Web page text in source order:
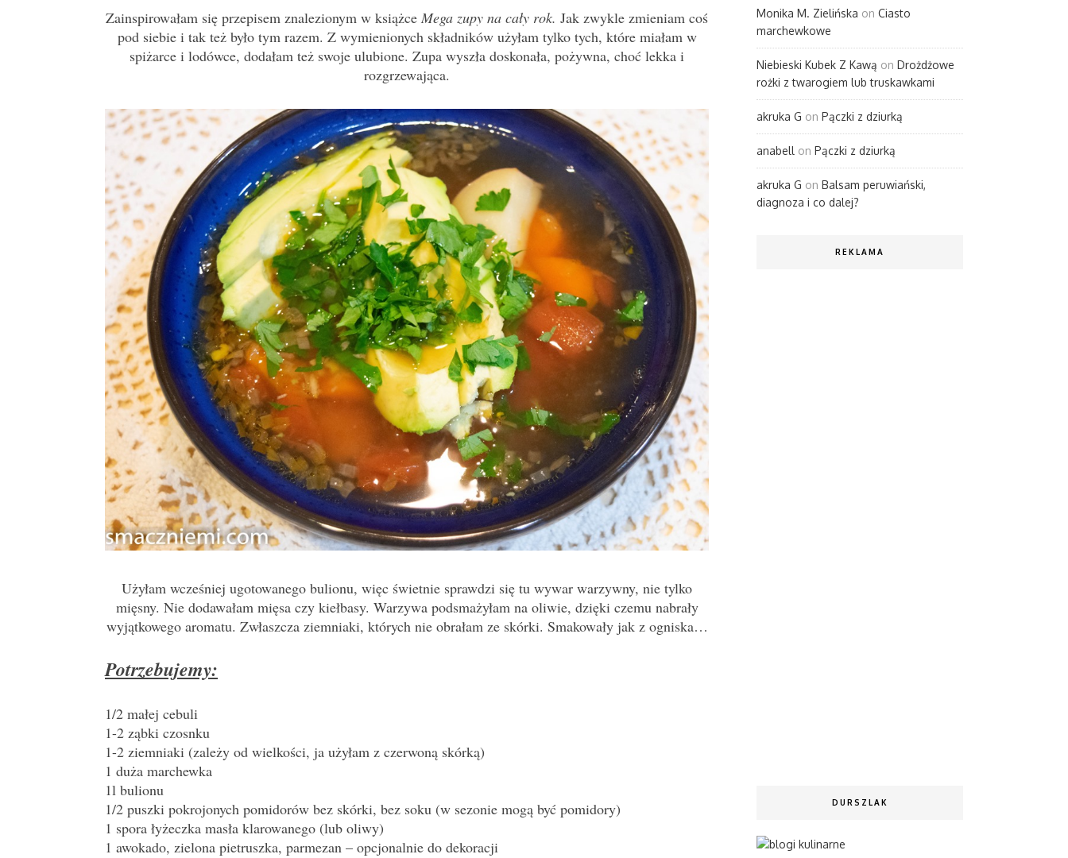
Zainspirowałam się przepisem znalezionym w książce Mega zupy na cały rok. Jak zwykle zmieniam coś
pod siebie i tak też było tym razem. Z wymienionych składników użyłam tylko tych, które miałam w
spiżarce i lodówce, dodałam też swoje ulubione. Zupa wyszła doskonała, pożywna, choć lekka i
rozgrzewająca.
Użyłam wcześniej ugotowanego bulionu, więc świetnie sprawdzi się tu wywar warzywny, nie tylko
mięsny. Nie dodawałam mięsa czy kiełbasy. Warzywa podsmażyłam na oliwie, dzięki czemu nabrały
wyjątkowego aromatu. Zwłaszcza ziemniaki, których nie obrałam ze skórki. Smakowały jak z ogniska…
Potrzebujemy:
1/2 małej cebuli
1-2 ząbki czosnku
1-2 ziemniaki (zależy od wielkości, ja użyłam z czerwoną skórką)
1 duża marchewka
1l bulionu
1/2 puszki pokrojonych pomidorów bez skórki, bez soku (w sezonie mogą być pomidory)
1 spora łyżeczka masła klarowanego (lub oliwy)
1 awokado, zielona pietruszka, parmezan – opcjonalnie do dekoracji
Monika M. Zielińska on Ciasto
marchewkowe
Niebieski Kubek Z Kawą on Drożdżowe
rożki z twarogiem lub truskawkami
akruka G on Pączki z dziurką
anabell on Pączki z dziurką
akruka G on Balsam peruwiański,
diagnoza i co dalej?
REKLAMA
DURSZLAK